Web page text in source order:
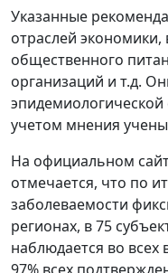
Указанные
отраслей
общественного
организаций и т.д.
эпидемиологической
учетом мнения
На официальном
отмечается, что по
заболеваемости
регионах, в 75
наблюдается во всех